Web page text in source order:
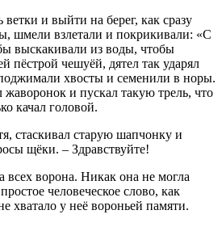
и выйти на берег, как сразу
шмели взлетали и покрикивали: «С
выскакивали из воды, чтобы
пёстрой чешуёй, дятел так ударял
хвосты и семенили в норы.
и пускал такую трель, что
качал головой.
стаскивал старую шапчонку и
щёки. – Здравствуйте!
всех ворона. Никак она не могла
человеческое слово, как
хватало у неё вороньей памяти.